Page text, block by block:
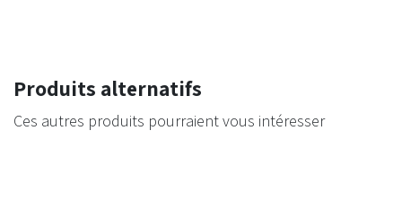
Produits alternatifs
Ces autres produits pourraient vous intéresser